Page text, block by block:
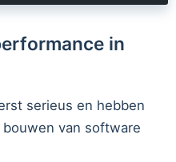
in
serieus en hebben
van software